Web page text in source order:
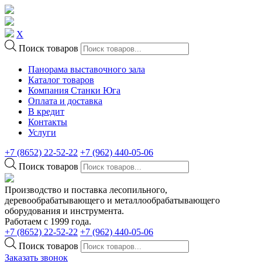
X
Поиск товаров
Панорама выставочного зала
Каталог товаров
Компания Станки Юга
Оплата и доставка
В кредит
Контакты
Услуги
+7 (8652) 22-52-22 +7 (962) 440-05-06
Поиск товаров
Производство и поставка лесопильного,
деревообрабатывающего и металлообрабатывающего
оборудования и инструмента.
Работаем с 1999 года.
+7 (8652) 22-52-22 +7 (962) 440-05-06
Поиск товаров
Заказать звонок